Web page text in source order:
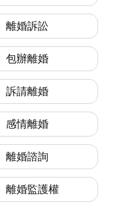
離婚訴訟
包辦離婚
訴請離婚
感情離婚
離婚諮詢
離婚監護權